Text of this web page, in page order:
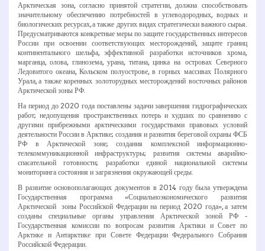
Арктическая зона, согласно принятой стратегии, должна способствовать
значительному обеспечению потребностей в углеводородных, водных и
биологических ресурсах, а также других видах стратегически важного сырья.
Предусматриваются конкретные меры по защите государственных интересов
России при освоении соответствующих месторождений, защите границ
континентального шельфа, эффективной разработки источников хрома,
марганца, олова, глинозема, урана, титана, цинка на островах Северного
Ледовитого океана, Кольском полуострове, в горных массивах Полярного
Урала, а также коренных золоторудных месторождений восточных районов
Арктической зоны РФ.
На период до 2020 года поставлены задачи завершения гидрографических
работ; недопущения пространственных потерь и худших по сравнению с
другими прибрежными арктическими государствами правовых условий
деятельности России в Арктике; создания и развития береговой охраны ФСБ
РФ в Арктической зоне; создания комплексной информационно­
телекоммуникационной инфраструктуры; развития системы аварийно­
спасательной готовности; разработки единой национальной системы
мониторинга состояния и загрязнения окружающей среды.
В развитие основополагающих документов в 2014 году была утверждена
Государственная программа «Социально­экономического развития
Арктической зоны Российской Федерации на период 2020 года», а затем
созданы специальные органы управления Арктической зоной РФ ­
Государственная комиссии по вопросам развития Арктики и Совет по
Арктике и Антарктике при Совете Федерации Федерального Собрания
Российской Федерации.